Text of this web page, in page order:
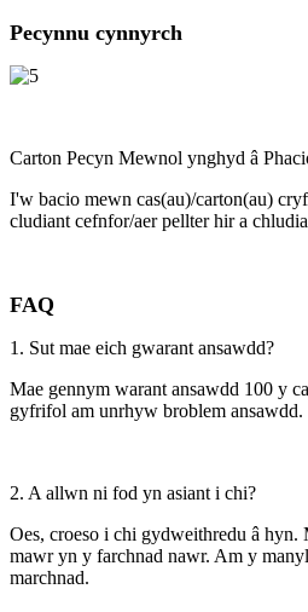
Pecynnu cynnyrch
Carton Pecyn Mewnol ynghyd â
I'w bacio mewn cas(au)/carton(au)
cludiant cefnfor/aer pellter hir a
FAQ
1. Sut mae eich gwarant ansawdd?
Mae gennym warant ansawdd 100 y
gyfrifol am unrhyw broblem ansawdd.
2. A allwn ni fod yn asiant i chi?
Oes, croeso i chi gydweithredu â hyn.
mawr yn y farchnad nawr. Am y
marchnad.